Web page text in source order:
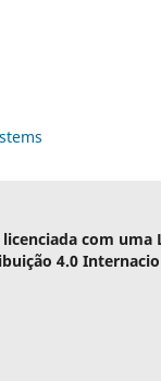
com uma
4.0